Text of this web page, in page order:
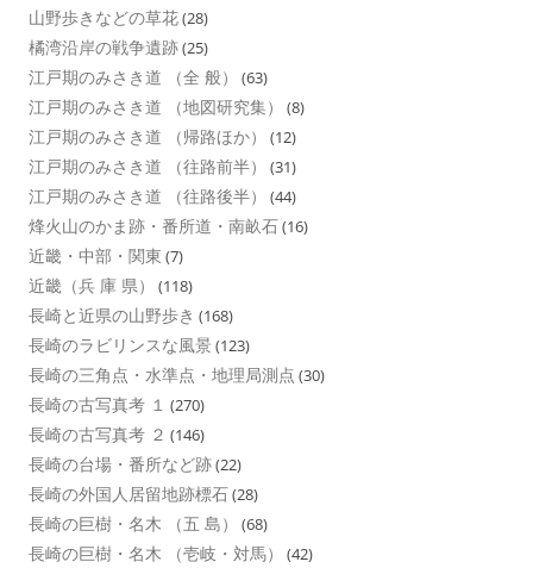
山野歩きなどの草花(28)
橘湾沿岸の戦争遺跡(25)
江戸期のみさき道 （全 般） (63)
江戸期のみさき道 （地図研究集） (8)
江戸期のみさき道 （帰路ほか） (12)
江戸期のみさき道 （往路前半） (31)
江戸期のみさき道 （往路後半） (44)
烽火山のかま跡・番所道・南畝石(16)
近畿・中部・関東 (7)
近畿（兵 庫 県） (118)
長崎と近県の山野歩き (168)
長崎のラビリンスな風景 (123)
長崎の三角点・水準点・地理局測点 (30)
長崎の古写真考 １ (270)
長崎の古写真考 ２ (146)
長崎の台場・番所など跡(22)
長崎の外国人居留地跡標石(28)
長崎の巨樹・名木 （五 島） (68)
長崎の巨樹・名木 （壱岐・対馬） (42)